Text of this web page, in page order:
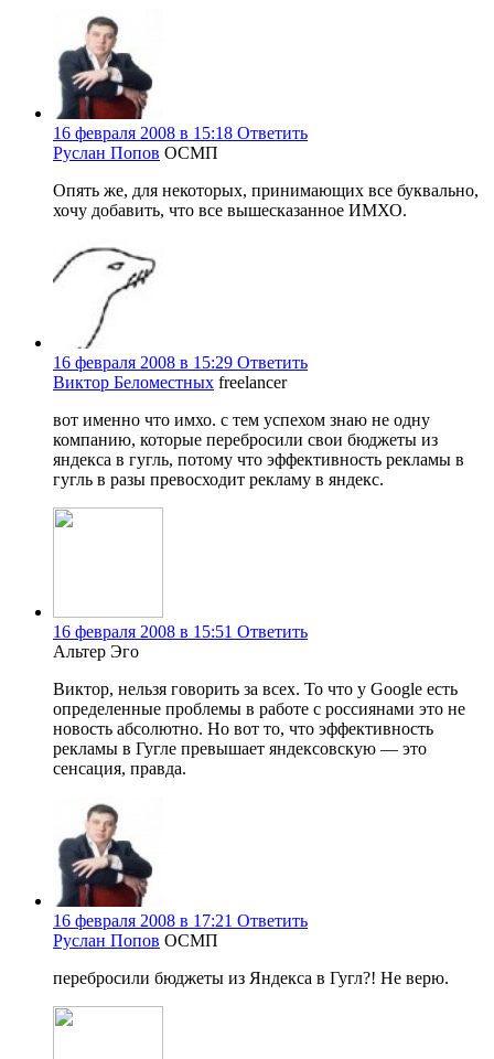
16 февраля 2008 в 15:18 Ответить
Руслан Попов ОСМП
Опять же, для некоторых, принимающих все буквально,
хочу добавить, что все вышесказанное ИМХО.
16 февраля 2008 в 15:29 Ответить
Виктор Беломестных freelancer
вот именно что имхо. с тем успехом знаю не одну
компанию, которые перебросили свои бюджеты из
яндекса в гугль, потому что эффективность рекламы в
гугль в разы превосходит рекламу в яндекс.
16 февраля 2008 в 15:51 Ответить
Альтер Эго
Виктор, нельзя говорить за всех. То что у Google есть
определенные проблемы в работе с россиянами это не
новость абсолютно. Но вот то, что эффективность
рекламы в Гугле превышает яндексовскую — это
сенсация, правда.
16 февраля 2008 в 17:21 Ответить
Руслан Попов ОСМП
перебросили бюджеты из Яндекса в Гугл?! Не верю.